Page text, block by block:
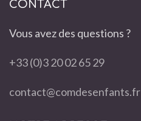
CONTACT
Vous avez des questions ?
+33 (0)3 20 02 65 29
contact@comdesenfants.fr